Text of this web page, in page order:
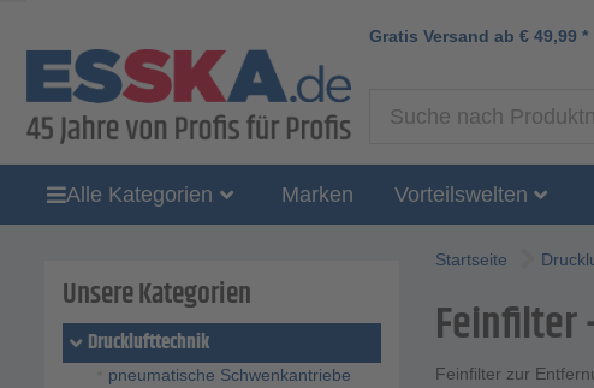
Gratis Versand ab € 49,99 *
Alle Kategorien Marken Vorteilswelten
Unsere Kategorien
Drucklufttechnik
pneumatische Schwenkantriebe
Startseite
Feinfilter
Feinfilter zur